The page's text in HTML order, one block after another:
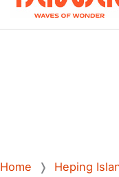
Home ❭ Heping